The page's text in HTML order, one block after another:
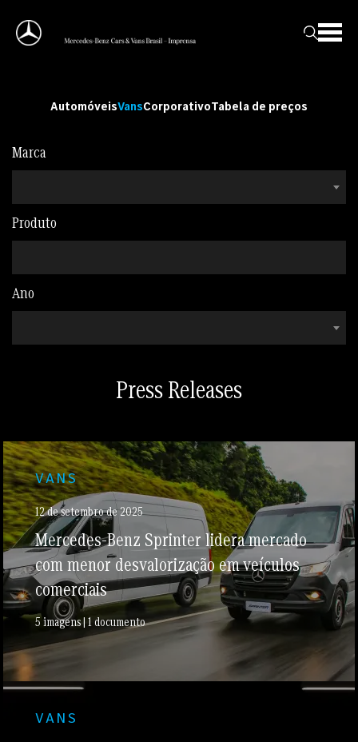
AutomóveisVansCorporativoTabela de preços
Marca
Produto
Ano
Press Releases
VANS
12 de setembro de 2025
Mercedes-Benz Sprinter lidera mercado
com menor desvalorização em veículos
comerciais
5 imagens | 1 documento
VANS